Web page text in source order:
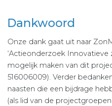
Dankwoord
Onze dank gaat uit naar
‘Actieonderzoek Innovatieve
mogelijk maken van dit
516006009). Verder
naasten die een bijdrage
(als lid van de